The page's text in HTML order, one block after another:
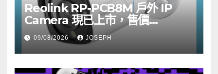
Reolink RP-PCB8M 戶外 IP
Camera 現已上市，售價
HK$722
09/08/2026 JOSEPH